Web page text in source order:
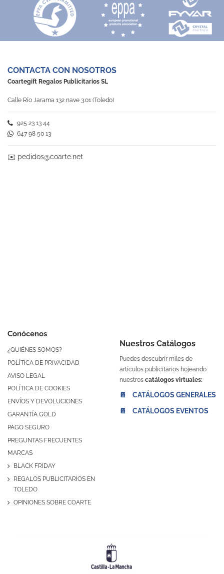
Conócenos
¿QUIÉNES SOMOS?
POLÍTICA DE PRIVACIDAD
AVISO LEGAL
POLÍTICA DE COOKIES
ENVÍOS Y DEVOLUCIONES
GARANTÍA GOLD
PAGO SEGURO
PREGUNTAS FRECUENTES
MARCAS
BLACK FRIDAY
REGALOS PUBLICITARIOS EN
TOLEDO
OPINIONES SOBRE COARTE
Nuestros Catálogos
Puedes descubrir miles de
artículos publicitarios hojeando
nuestros catálogos virtuales:
📔 CATÁLOGOS GENERALES
📔 CATÁLOGOS EVENTOS
CONTACTA CON NOSOTROS
Coartegift Regalos Publicitarios SL
Calle Río Jarama 132 nave 3.01 (Toledo)
925 23 13 44
647 98 50 13
✉️ pedidos@coarte.net